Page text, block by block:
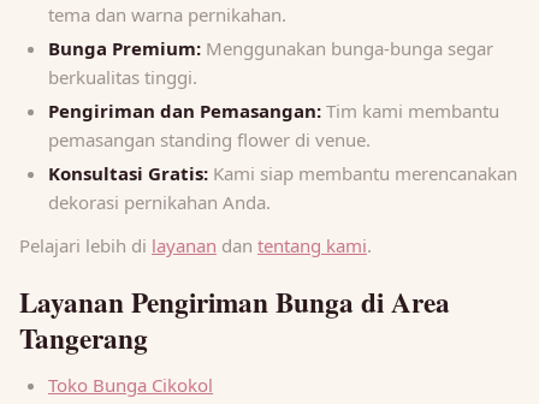
tema dan warna pernikahan.
Bunga Premium: Menggunakan bunga-bunga segar
berkualitas tinggi.
Pengiriman dan Pemasangan: Tim kami membantu
pemasangan standing flower di venue.
Konsultasi Gratis: Kami siap membantu merencanakan
dekorasi pernikahan Anda.
Pelajari lebih di layanan dan tentang kami.
Layanan Pengiriman Bunga di Area
Tangerang
Toko Bunga Cikokol